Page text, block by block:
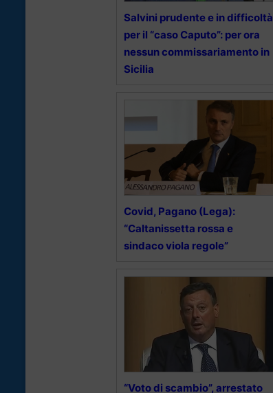
Salvini prudente e in difficoltà
per il “caso Caputo”: per ora
nessun commissariamento in
Sicilia
Covid, Pagano (Lega):
“Caltanissetta rossa e
sindaco viola regole”
“Voto di scambio”, arrestato